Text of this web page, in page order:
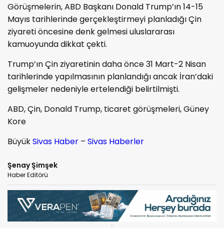
Görüşmelerin, ABD Başkanı Donald Trump’ın 14-15
Mayıs tarihlerinde gerçekleştirmeyi planladığı Çin
ziyareti öncesine denk gelmesi uluslararası
kamuoyunda dikkat çekti.
Trump’ın Çin ziyaretinin daha önce 31 Mart-2 Nisan
tarihlerinde yapılmasının planlandığı ancak İran’daki
gelişmeler nedeniyle ertelendiği belirtilmişti.
ABD, Çin, Donald Trump, ticaret görüşmeleri, Güney
Kore
BüyükSivas Haber – Sivas Haberler
Şenay Şimşek
Haber Editörü